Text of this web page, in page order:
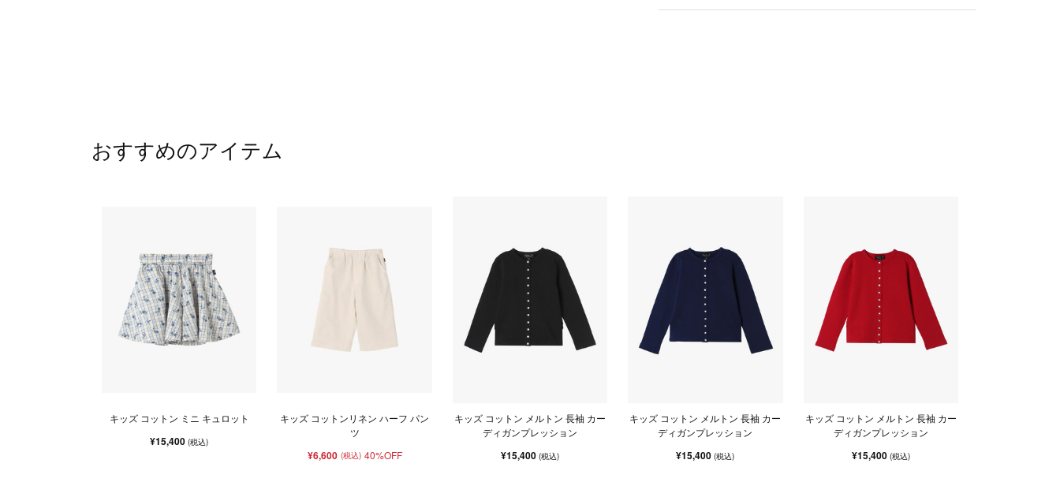
おすすめのアイテム
キッズ コットン ミニ キュロット
¥15,400(税込)
キッズ コットンリネン ハーフ パン
ツ
¥6,600 (税込) 40%OFF
キッズ コットン メルトン 長袖 カー
ディガンプレッション
¥15,400 (税込)
キッズ コットン メルトン 長袖 カー
ディガンプレッション
¥15,400(税込)
キッズ コットン メルトン 長袖 カー
ディガンプレッション
¥15,400 (税込)